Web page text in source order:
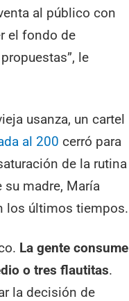
al público con
el fondo de
le
usanza, un cartel
al 200 cerró para
de la rutina
madre, María
los últimos tiempos.
La gente consume
o tres flautitas.
la decisión de